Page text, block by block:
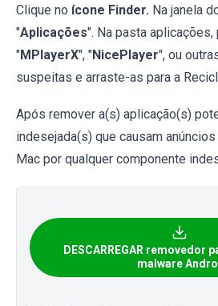
Clique no ícone Finder. Na janela
"Aplicações". Na pasta aplicações,
"MPlayerX", "NicePlayer", ou
suspeitas e arraste-as para a
Após remover a(s) aplicação(s)
indesejada(s) que causam
Mac por qualquer componente
DESCARREGAR removedor
malware